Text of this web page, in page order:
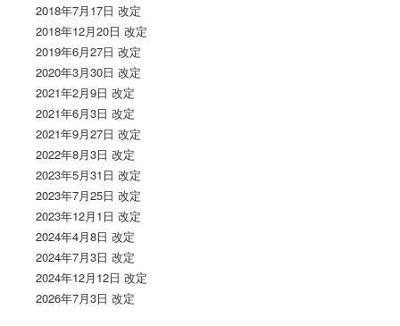
2018年7月17日 改定
2018年12月20日 改定
2019年6月27日 改定
2020年3月30日 改定
2021年2月9日 改定
2021年6月3日 改定
2021年9月27日 改定
2022年8月3日 改定
2023年5月31日 改定
2023年7月25日 改定
2023年12月1日 改定
2024年4月8日 改定
2024年7月3日 改定
2024年12月12日 改定
2026年7月3日 改定